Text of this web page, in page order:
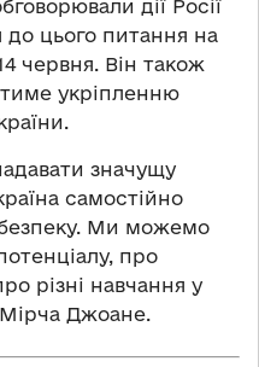
дії Росії
цього питання на
червня. Він також
укріпленню
значущу
самостійно
Ми можемо
про
різні навчання у
Джоане.